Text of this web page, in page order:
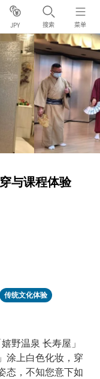
JPY 搜索 菜单
与课程体验
传统文化体验
野温泉 长寿屋」
涂上白色化妆，穿
态，不知您意下如